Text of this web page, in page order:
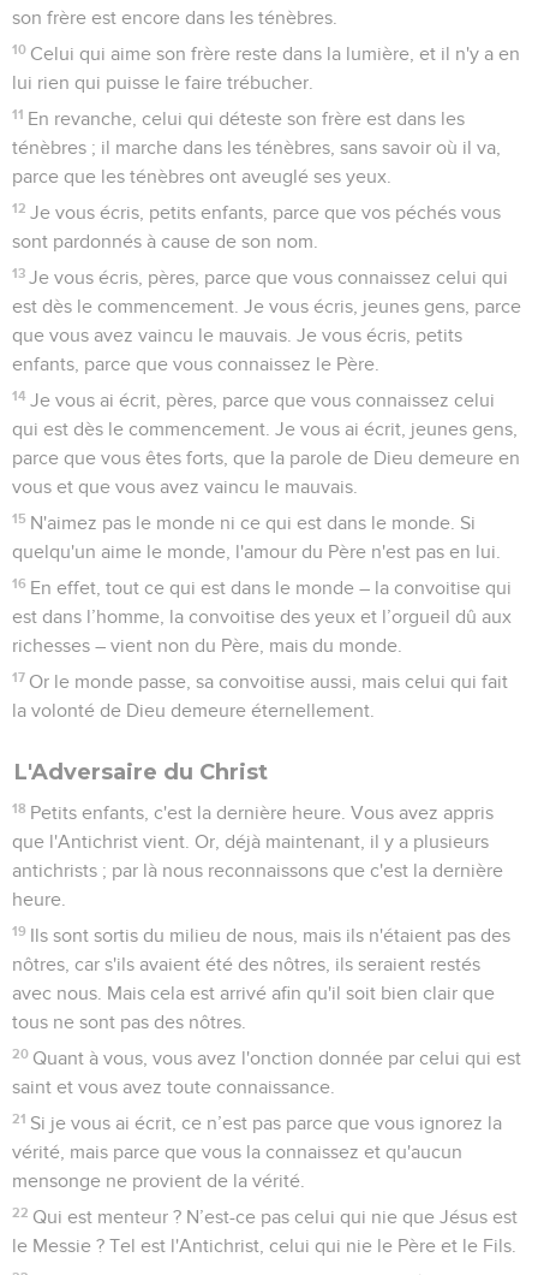
son frère est encore dans les ténèbres.
10 Celui qui aime son frère reste dans la lumière, et il n'y a en
lui rien qui puisse le faire trébucher.
11 En revanche, celui qui déteste son frère est dans les
ténèbres ; il marche dans les ténèbres, sans savoir où il va,
parce que les ténèbres ont aveuglé ses yeux.
12 Je vous écris, petits enfants, parce que vos péchés vous
sont pardonnés à cause de son nom.
13 Je vous écris, pères, parce que vous connaissez celui qui
est dès le commencement. Je vous écris, jeunes gens, parce
que vous avez vaincu le mauvais. Je vous écris, petits
enfants, parce que vous connaissez le Père.
14 Je vous ai écrit, pères, parce que vous connaissez celui
qui est dès le commencement. Je vous ai écrit, jeunes gens,
parce que vous êtes forts, que la parole de Dieu demeure en
vous et que vous avez vaincu le mauvais.
15 N'aimez pas le monde ni ce qui est dans le monde. Si
quelqu'un aime le monde, l'amour du Père n'est pas en lui.
16 En effet, tout ce qui est dans le monde – la convoitise qui
est dans l’homme, la convoitise des yeux et l’orgueil dû aux
richesses – vient non du Père, mais du monde.
17 Or le monde passe, sa convoitise aussi, mais celui qui fait
la volonté de Dieu demeure éternellement.
L'Adversaire du Christ
18 Petits enfants, c'est la dernière heure. Vous avez appris
que l'Antichrist vient. Or, déjà maintenant, il y a plusieurs
antichrists ; par là nous reconnaissons que c'est la dernière
heure.
19 Ils sont sortis du milieu de nous, mais ils n'étaient pas des
nôtres, car s'ils avaient été des nôtres, ils seraient restés
avec nous. Mais cela est arrivé afin qu'il soit bien clair que
tous ne sont pas des nôtres.
20 Quant à vous, vous avez l'onction donnée par celui qui est
saint et vous avez toute connaissance.
21 Si je vous ai écrit, ce n’est pas parce que vous ignorez la
vérité, mais parce que vous la connaissez et qu'aucun
mensonge ne provient de la vérité.
22 Qui est menteur ? N’est-ce pas celui qui nie que Jésus est
le Messie ? Tel est l'Antichrist, celui qui nie le Père et le Fils.